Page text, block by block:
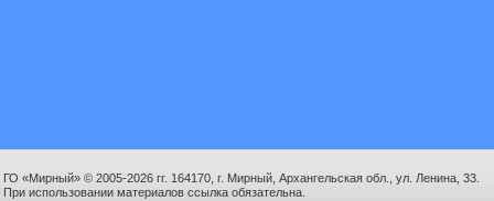
ГО «Мирный» © 2005-2026 гг. 164170, г. Мирный, Архангельская обл., ул. Ленина, 33.
При использовании материалов ссылка обязательна.